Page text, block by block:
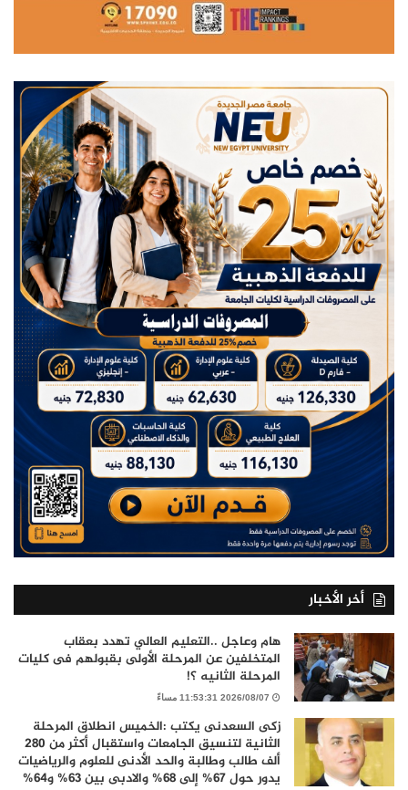
أخر الأخبار
هام وعاجل ..التعليم العالي تهدد بعقاب
المتخلفين عن المرحلة الأولى بقبولهم فى كليات
المرحلة الثانيه ؟!
2026/08/07 11:53:31 مساءً
زكى السعدنى يكتب :الخميس انطلاق المرحلة
الثانية لتنسيق الجامعات واستقبال أكثر من 280
ألف طالب وطالبة والحد الأدنى للعلوم والرياضيات
يدور حول 67% إلى 68% والادبى بين 63% و64%